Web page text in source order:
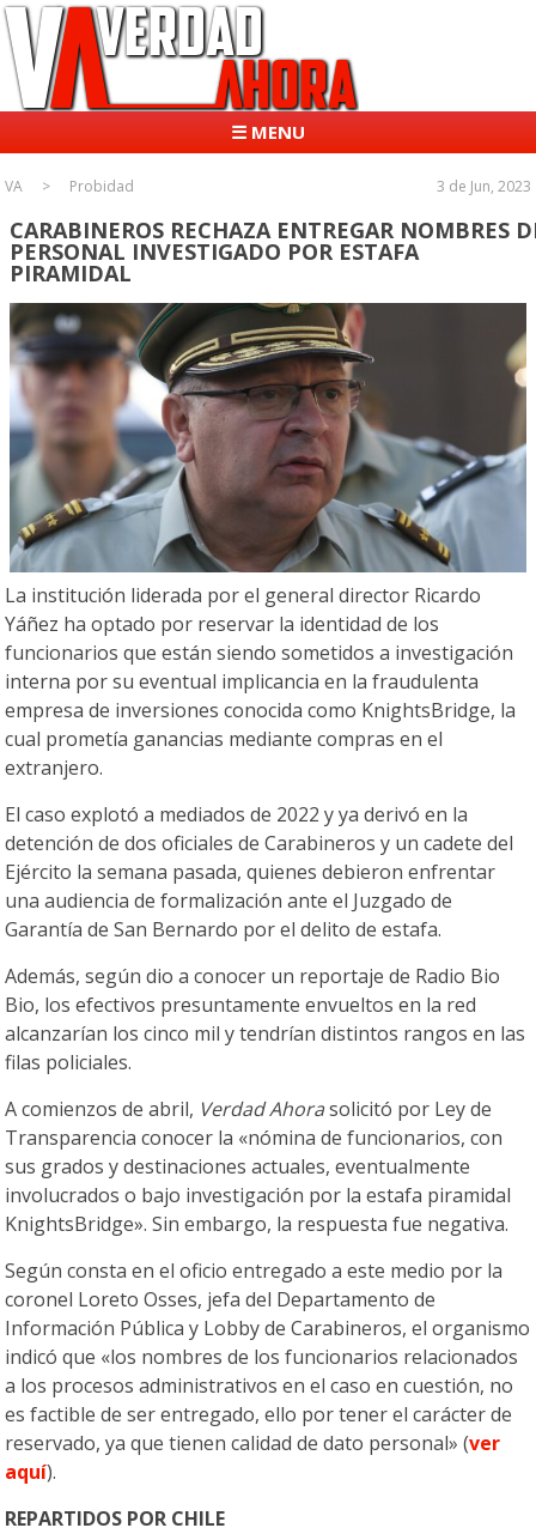
☰ MENU
VA Probidad 3 de Jun, 2023
CARABINEROS RECHAZA ENTREGAR NOMBRES
PERSONAL INVESTIGADO POR ESTAFA
PIRAMIDAL
La institución liderada por el general director Ricardo
Yáñez ha optado por reservar la identidad de los
funcionarios que están siendo sometidos a investigación
interna por su eventual implicancia en la fraudulenta
empresa de inversiones conocida como KnightsBridge, la
cual prometía ganancias mediante compras en el
extranjero.
El caso explotó a mediados de 2022 y ya derivó en la
detención de dos oficiales de Carabineros y un cadete del
Ejército la semana pasada, quienes debieron enfrentar
una audiencia de formalización ante el Juzgado de
Garantía de San Bernardo por el delito de estafa.
Además, según dio a conocer un reportaje de Radio Bio
Bio, los efectivos presuntamente envueltos en la red
alcanzarían los cinco mil y tendrían distintos rangos en las
filas policiales.
A comienzos de abril, Verdad Ahorasolicitó por Ley de
Transparencia conocer la «nómina de funcionarios, con
sus grados y destinaciones actuales, eventualmente
involucrados o bajo investigación por la estafa piramidal
KnightsBridge». Sin embargo, la respuesta fue negativa.
Según consta en el oficio entregado a este medio por la
coronel Loreto Osses, jefa del Departamento de
Información Pública y Lobby de Carabineros, el organismo
indicó que «los nombres de los funcionarios relacionados
a los procesos administrativos en el caso en cuestión, no
es factible de ser entregado, ello por tener el carácter de
reservado, ya que tienen calidad de dato personal» (ver
aquí).
REPARTIDOS POR CHILE